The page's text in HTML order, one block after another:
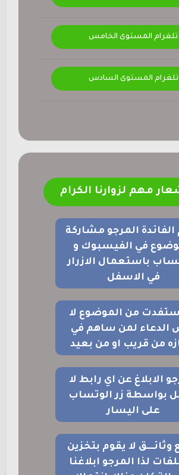
تلغرام المستوى الخامس
تلغرام المستوى السادس
مهم لزوارنا الكرام
الفائدة المرجو مشاركة
في الفيسبوك و
باستعمال الازرار
في الاسفل
من الموضوع لا
الدعاء لمن ساهم في
من قريب او من بعيد
الابلاغ عن اي رابط لا
بواسطة زر الوتساب
على اليسار
لا يقوم بتخزين
لذا المرجو ابلاغنا